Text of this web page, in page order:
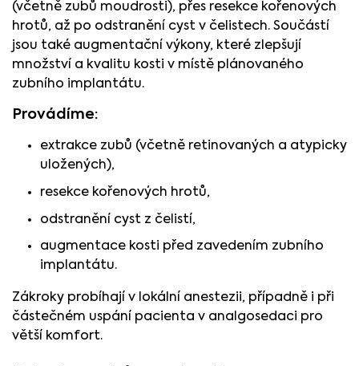
(včetně zubů moudrosti), přes resekce kořenových
hrotů, až po odstranění cyst v čelistech. Součástí
jsou také augmentační výkony, které zlepšují
množství a kvalitu kosti v místě plánovaného
zubního implantátu.
Provádíme:
extrakce zubů (včetně retinovaných a atypicky
uložených),
resekce kořenových hrotů,
odstranění cyst z čelistí,
augmentace kosti před zavedením zubního
implantátu.
Zákroky probíhají v lokální anestezii, případně i při
částečném uspání pacienta v analgosedaci pro
větší komfort.